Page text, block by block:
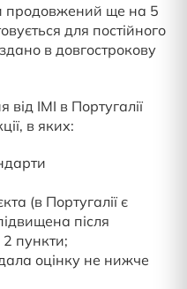
продовжений ще на 5
для постійного
в довгострокову
IMI в Португалії
в яких:
(в Португалії є
після
2 пункти;
оцінку не нижче